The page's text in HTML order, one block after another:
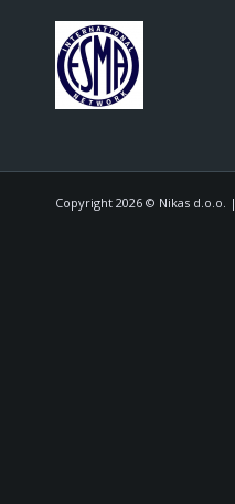
Copyright 2026 © Nikas d.o.o. |